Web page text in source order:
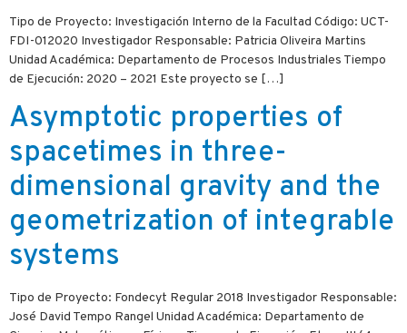
Tipo de Proyecto: Investigación Interno de la Facultad Código: UCT-
FDI-012020 Investigador Responsable: Patricia Oliveira Martins
Unidad Académica: Departamento de Procesos Industriales Tiempo
de Ejecución: 2020 – 2021 Este proyecto se […]
Asymptotic properties of
spacetimes in three-
dimensional gravity and the
geometrization of integrable
systems
Tipo de Proyecto: Fondecyt Regular 2018 Investigador Responsable:
José David Tempo Rangel Unidad Académica: Departamento de